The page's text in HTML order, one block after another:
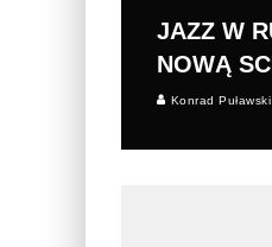
JAZZ W
NOWĄ
Konrad Puławski